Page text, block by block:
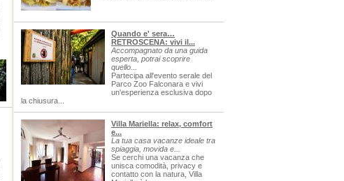
Quando e' sera…
RETROSCENA: vivi il...
Accompagnato da una guida
esperta, potrai scoprire
quello...
Partecipa all'evento serale del
Parco Zoo Falconara e vivi
un'esperienza esclusiva dopo
la chiusura...
Villa Mariella: relax, comfort
e...
La tua casa vacanze ideale tra
spiaggia, movida e...
Se cerchi una vacanza che
unisca comodità, privacy e
contatto con la natura, Villa